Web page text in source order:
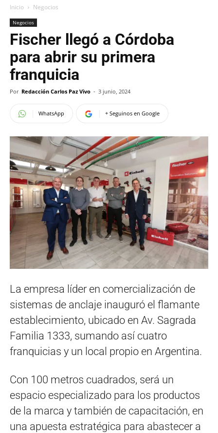
Inicio Negocios
Negocios
Fischer llegó a Córdoba
para abrir su primera
franquicia
Por Redacción Carlos Paz Vivo - 3 junio, 2024
WhatsApp + Seguinos en Google
La empresa líder en comercialización de
sistemas de anclaje inauguró el flamante
establecimiento, ubicado en Av. Sagrada
Familia 1333, sumando así cuatro
franquicias y un local propio en Argentina.
Con 100 metros cuadrados, será un
espacio especializado para los productos
de la marca y también de capacitación, en
una apuesta estratégica para abastecer a